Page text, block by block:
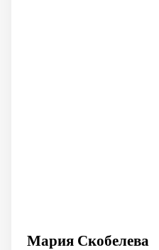
Мария Скобелева